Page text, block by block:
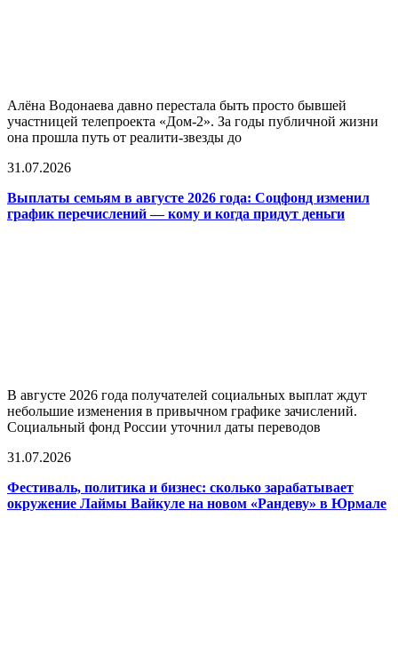
Алёна Водонаева давно перестала быть просто бывшей
участницей телепроекта «Дом-2». За годы публичной жизни
она прошла путь от реалити-звезды до
31.07.2026
Выплаты семьям в августе 2026 года: Соцфонд изменил
график перечислений — кому и когда придут деньги
В августе 2026 года получателей социальных выплат ждут
небольшие изменения в привычном графике зачислений.
Социальный фонд России уточнил даты переводов
31.07.2026
Фестиваль, политика и бизнес: сколько зарабатывает
окружение Лаймы Вайкуле на новом «Рандеву» в Юрмале